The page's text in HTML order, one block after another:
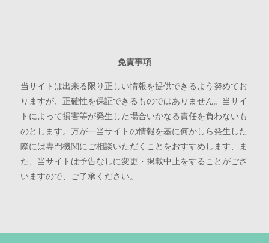
免責事項
当サイトは出来る限り正しい情報を提供できるよう努めてお
りますが、正確性を保証できるものではありません。当サイ
トによって損害等が発生した場合いかなる責任を負わないも
のとします。万が一当サイトの情報を基に何かしら発生した
際には専門機関にご相談いただくことをおすすめします、ま
た、当サイトは予告なしに変更・掲載中止をすることがござ
いますので、ご了承ください。